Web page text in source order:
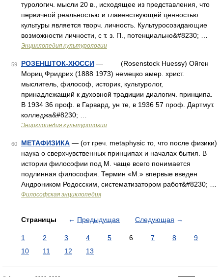
турологич. мысли 20 в., исходящее из представления, что
первичной реальностью и главенствующей ценностью
культуры является творч. личность. Культуросозидающие
возможности личности, с т. з. П., потенциально&#8230; …
Энциклопедия культурологии
59 РОЗЕНШТОК-ХЮССИ — (Rosenstock Huessy) Ойген
Мориц Фридрих (1888 1973) немецко амер. христ.
мыслитель, философ, историк, культуролог,
принадлежащий к духовной традиции диалогич. принципа.
В 1934 36 проф. в Гарвард, ун те, в 1936 57 проф. Дартмут.
колледжа&#8230; …
Энциклопедия культурологии
60 МЕТАФИЗИКА — (от греч. metaphysic то, что после физики)
наука о сверхчувственных принципах и началах бытия. В
истории философии под М. чаще всего понимается
подлинная философия. Термин «М.» впервые введен
Андроником Родосским, систематизатором работ&#8230; …
Философская энциклопедия
Страницы ← Предыдущая Следующая →
1 2 3 4 5 6 7 8
9
10
11 12 13